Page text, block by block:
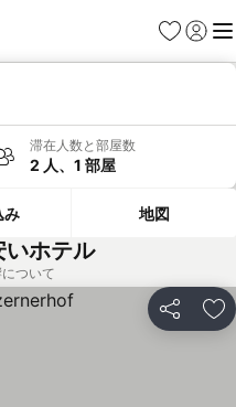
お気に入り
ログイ
メ
滞在人数と部屋数
2 人、1 部屋
み 地図
いホテル
ついて
シェア お